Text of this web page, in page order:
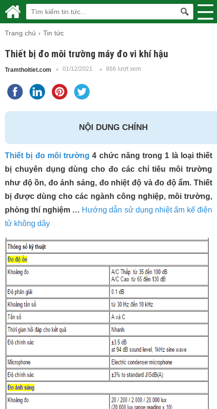
Trang chủ Tin tức
Thiết bị đo môi trường máy đo vi khí hậu
Tramthoitiet.com 01/12/2021 866 lượt xem
NỘI DUNG CHÍNH
Thiết bị đo môi trường 4 chức năng trong 1 là loại thiết
bị chuyên dụng dùng cho đo các chỉ tiêu môi trường
như độ ồn, đo ánh sáng, đo nhiệt độ và đo độ ẩm. Thiết
bị được dùng cho các ngành công nghiệp, môi trường,
phòng thí nghiệm … Hướng dẫn sử dụng nhiệt ẩm kế điện
tử không dây